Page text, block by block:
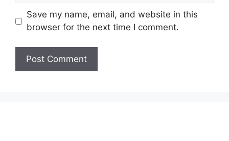
Save my name, email, and website in this
browser for the next time I comment.